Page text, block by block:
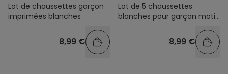
Lot de chaussettes garçon
imprimées blanches
8,99 €
Lot de 5 chaussettes
blanches pour garçon motif
8,99 €